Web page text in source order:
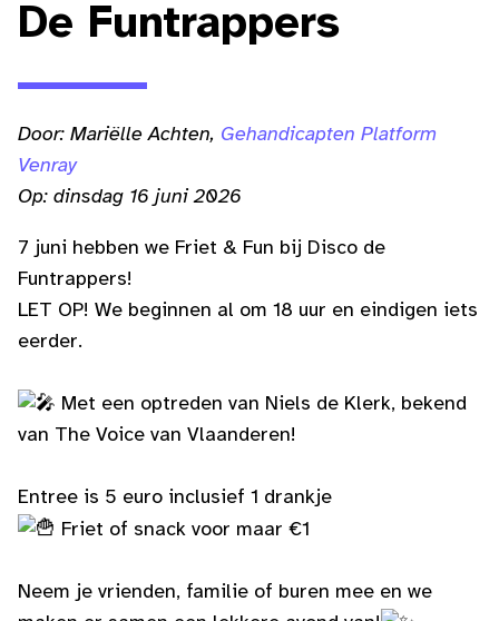
De Funtrappers
Door: Mariëlle Achten, Gehandicapten Platform
Venray
Op: dinsdag 16 juni 2026
7 juni hebben we Friet & Fun bij Disco de
Funtrappers!
LET OP! We beginnen al om 18 uur en eindigen iets
eerder.
Met een optreden van Niels de Klerk, bekend
van The Voice van Vlaanderen!
Entree is 5 euro inclusief 1 drankje
Friet of snack voor maar €1
Neem je vrienden, familie of buren mee en we